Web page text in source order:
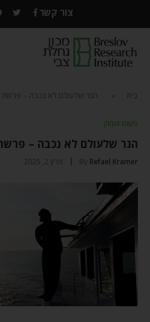
צור קשר
בית הנר שלעולם לא נכבה – פרשת
פשוט ועמוק
הנר שלעולם לא נכבה –
By Refael Kramer מרץ 2, 2025